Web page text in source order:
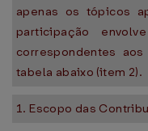
apenas os tópicos
participação
correspondentes
tabela abaixo (item 2).
1. Escopo das